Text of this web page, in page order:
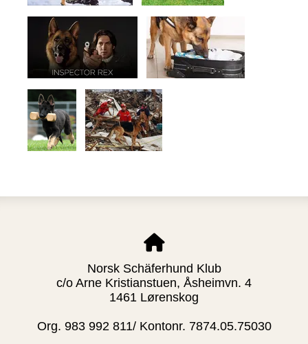
Norsk Schäferhund Klub
c/o Arne Kristianstuen, Åsheimvn. 4
1461 Lørenskog
Org. 983 992 811/ Kontonr. 7874.05.75030